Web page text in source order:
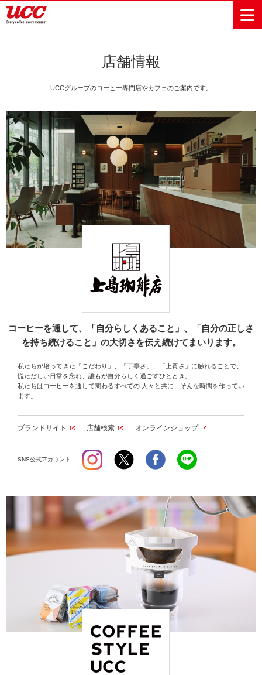
レギュラーコ
ーヒー
コーヒー
ドリンク
ド
コーヒーギフ
ト
器具・その他
おいしいコー
ヒーの淹れ方
コーヒー百科 レシピ UCCラボ
UCCのコーヒ
ーマガジン
UCCコーヒー
博物館
UCCコーヒー
アカデミー
工場見学
東京ディズニ
ーリゾート®︎
カフェのお仕
事体験
Sustainability
Vision
サステナビ
リティビジ
ョン
人々を豊かに
する手助けを
サステナブ
ルなコーヒ
サステナビ
リティ教育
コーヒー×
自然を豊かに
カーボンニ
ュートラル
ネイチャー
ポジティブ
人権の尊重
ーエコノミ
直営農園
ハワイ
ジャマイカ
Sustainability
サステナビ
リティチャ
Sustainability
Report
会社案内
トップメッ
セージ
パーパス
＆ バリュ
ー
コーポレー
トメッセー
企業概要
沿革
ニュースリ
リース
事業内容
連事業
業務用サー
ビス事業
外食事業
シン事業
事業
グループサ
ポート
UCCの活動
サステナビ
リティ
採用活動
研究活動
UCC神戸コ
ーヒービレ
ウェブマガ
ジン
店舗情報
UCCグループのコーヒー専門店やカフェのご案内です。
コーヒーを通して、「自分らしくあること」、「自分の正しさ
を持ち続けること」の大切さを伝え続けてまいります。
私たちが培ってきた「こだわり」、「丁寧さ」、「上質さ」に触れることで、
慌ただしい日常を忘れ、誰もが自分らしく過ごすひととき。
私たちはコーヒーを通して関わるすべての 人々と共に、そんな時間を作ってい
ます。
ブランドサイト 店舗検索 オンラインショップ
SNS公式アカウント